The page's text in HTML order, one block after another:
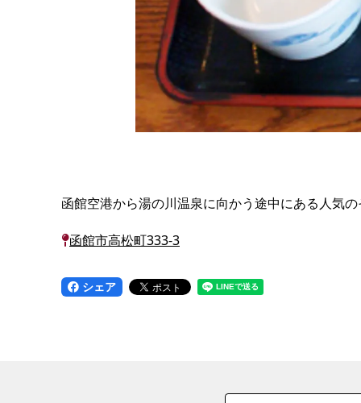
函館空港から湯の川温泉に向かう途中にある人気
函館市高松町333-3
シェア